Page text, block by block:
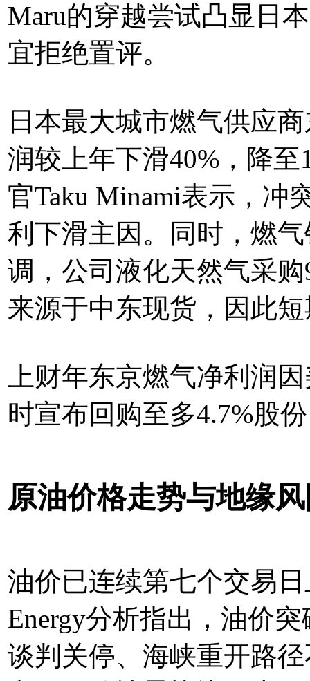
Maru的穿越尝试凸显日
宜拒绝置评。
日本最大城市燃气供应
润较上年下滑40%，降
官Taku Minami表示，冲
利下滑主因。同时，燃
调，公司液化天然气采
来源于中东现货，因此
上财年东京燃气净利润
时宣布回购至多4.7%股
原油价格走势与地缘
油价已连续第七个交易
Energy分析指出，油价
谈判关停、海峡重开路